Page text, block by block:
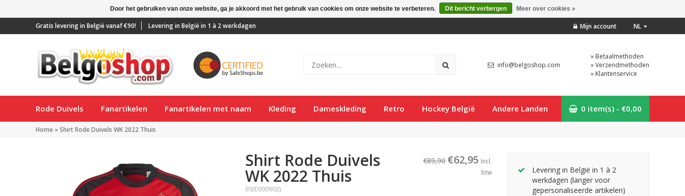
Gratis levering in België vanaf €90! Levering in België in 1 à 2 werkdagen Mijn account NL
info@belgoshop.com
» Betaalmethoden
» Verzendmethoden
» Klantenservice
Rode Duivels Fanartikelen Fanartikelen met naam Kleding Dameskleding Retro Hockey België Andere Landen 0 item(s) - €0,00
Home »Shirt Rode Duivels WK 2022 Thuis
Shirt Rode Duivels
WK 2022 Thuis
(FBE000902)
€89,90 €62,95 Incl.
btw
Levering in België in 1 à 2
werkdagen (langer voor
gepersonaliseerde artikelen)
Door het gebruiken van onze website, ga je akkoord met het gebruik van cookies om onze website te verbeteren. Dit bericht verbergen Meer over cookies »